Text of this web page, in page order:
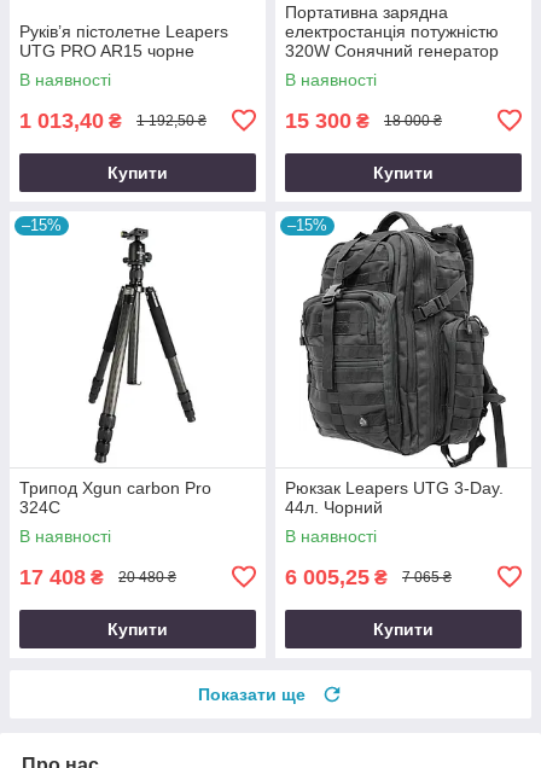
Руків’я пістолетне Leapers
UTG PRO AR15 чорне
В наявності
1 013,40 ₴ 1 192,50 ₴
Купити
Портативна зарядна
електростанція потужністю
320W Сонячний генератор
FlashFish місткістю 292Wh
800000mAh
В наявності
15 300 ₴ 18 000 ₴
Купити
–15%
Трипод Xgun carbon Рro
324C
В наявності
17 408 ₴ 20 480 ₴
Купити
–15%
Рюкзак Leapers UTG 3-Day.
44л. Чорний
В наявності
6 005,25 ₴ 7 065 ₴
Купити
Показати ще